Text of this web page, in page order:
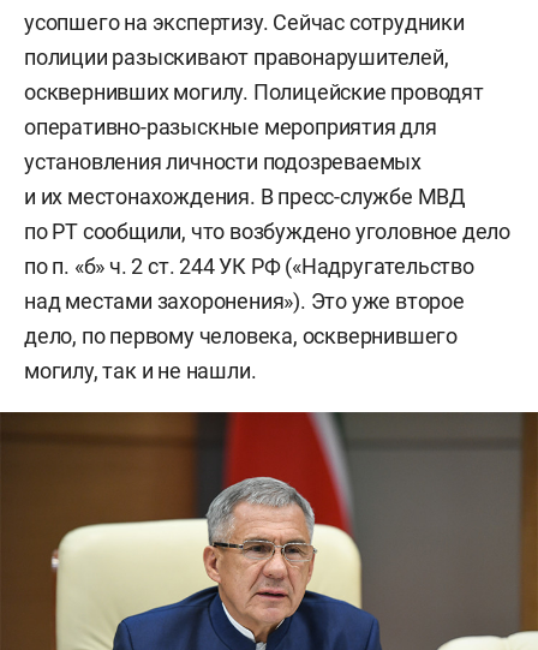
усопшего на экспертизу. Сейчас сотрудники
полиции разыскивают правонарушителей,
осквернивших могилу. Полицейские проводят
оперативно-разыскные мероприятия для
установления личности подозреваемых
и их местонахождения. В пресс-службе МВД
по РТ сообщили, что возбуждено уголовное дело
по п. «б» ч. 2 ст. 244 УК РФ («Надругательство
над местами захоронения»). Это уже второе
дело, по первому человека, осквернившего
могилу, так и не нашли.